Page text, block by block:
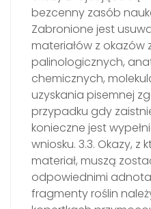
bezcenny zasób
Zabronione jest
materiałów z
palinologicznych,
chemicznych,
uzyskania pisemnej
przypadku gdy
konieczne jest
wniosku. 3.3. Okazy,
materiał, muszą
odpowiednimi
fragmenty roślin